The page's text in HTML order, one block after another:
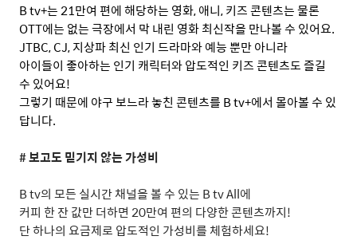
B tv+는21만여 편에 해당하는 영화,애니,키즈 콘텐츠는 물론
OTT에는 없는 극장에서 막 내린 영화 최신작을 만나볼 수 있어요.
JTBC, CJ,지상파 최신 인기 드라마와 예능 뿐만 아니라
아이들이 좋아하는 인기 캐릭터와 압도적인 키즈 콘텐츠도 즐길
수 있어요!
그렇기 때문에 야구 보느라 놓친 콘텐츠를 B tv+에서 몰아볼 수 있
답니다.
#보고도 믿기지 않는 가성비
B tv의 모든 실시간 채널을 볼 수 있는 B tv All에
커피 한 잔 값만 더하면 20만여 편의 다양한 콘텐츠까지!
단 하나의 요금제로 압도적인 가성비를 체험하세요!